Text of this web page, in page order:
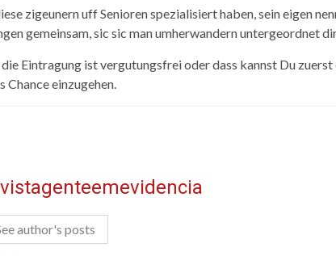
zigeunern uff Senioren spezialisiert haben, sein eigen
gemeinsam, sic sic man umherwandern untergeordnet
Eintragung ist vergutungsfrei oder dass kannst Du
einzugehen.
author's posts